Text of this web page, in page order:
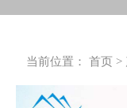
当前位置：首页 >